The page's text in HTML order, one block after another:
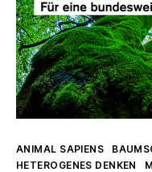
Kategorien
ANIMAL SAPIENS
HETEROGENES DENKEN